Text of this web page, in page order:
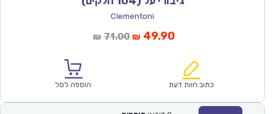
Clementoni
₪ 71.00המחיר
₪71.00.
₪ 49.90המחיר
הוא:
כתוב חוות דעת הוספה לסל